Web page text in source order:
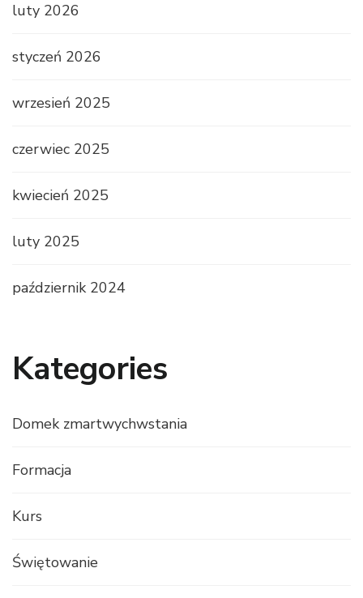
luty 2026
styczeń 2026
wrzesień 2025
czerwiec 2025
kwiecień 2025
luty 2025
październik 2024
Kategories
Domek zmartwychwstania
Formacja
Kurs
Świętowanie